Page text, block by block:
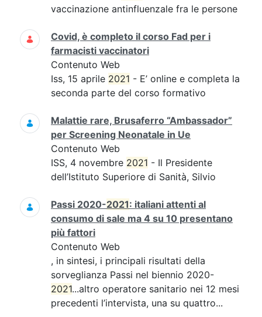
vaccinazione antinfluenzale fra le persone
Covid, è completo il corso Fad per i
farmacisti vaccinatori
Contenuto Web
Iss, 15 aprile 2021 - E’ online e completa la
seconda parte del corso formativo
Malattie rare, Brusaferro “Ambassador”
per Screening Neonatale in Ue
Contenuto Web
ISS, 4 novembre 2021 - Il Presidente
dell’Istituto Superiore di Sanità, Silvio
Passi 2020-2021: italiani attenti al
consumo di sale ma 4 su 10 presentano
più fattori
Contenuto Web
, in sintesi, i principali risultati della
sorveglianza Passi nel biennio 2020-
2021...altro operatore sanitario nei 12 mesi
precedenti l’intervista, una su quattro...